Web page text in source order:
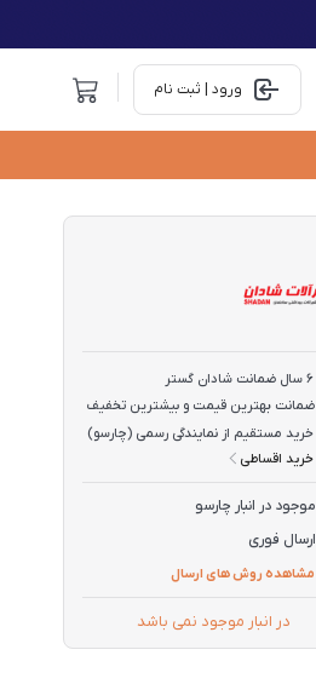
ورود | ثبت نام
6 سال ضمانت شادان گستر
ضمانت بهترین قیمت و بیشترین تخفیف
خرید مستقیم از نمایندگی رسمی (چارسو)
خرید اقساطی
موجود در انبار چارسو
ارسال فوری
مشاهده روش های ارسال
در انبار موجود نمی باشد